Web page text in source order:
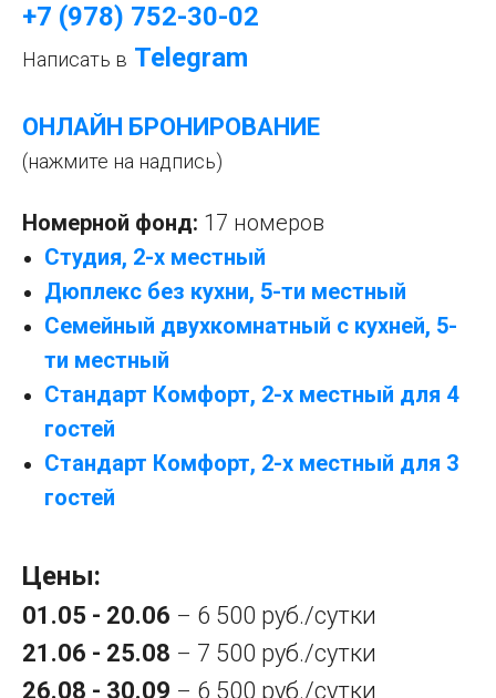
+7 (978) 752-30-02
Написать в Telegram
ОНЛАЙН БРОНИРОВАНИЕ
(нажмите на надпись)
Номерной фонд: 17 номеров
Студия, 2-х местный
Дюплекс без кухни, 5-ти местный
Семейный двухкомнатный с кухней, 5-
ти местный
Стандарт Комфорт, 2-х местный для 4
гостей
Стандарт Комфорт, 2-х местный для 3
гостей
Цены:
01.05 - 20.06 – 6 500 руб./сутки
21.06 - 25.08 – 7 500 руб./сутки
26.08 - 30.09 – 6 500 руб./сутки